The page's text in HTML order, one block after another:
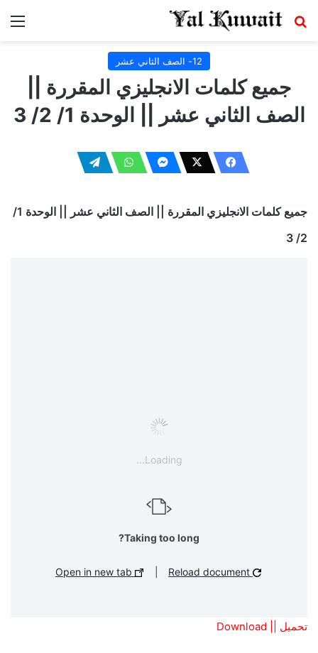
بحث عن
12- الصف الثاني عشر
جميع كلمات الانجليزي المقررة ||
الصف الثاني عشر || الوحدة 1/ 2/ 3
جميع كلمات الانجليزي المقررة || الصف الثاني عشر || الوحدة 1/
2/ 3
Loading...
Taking too long?
تحميل || Download